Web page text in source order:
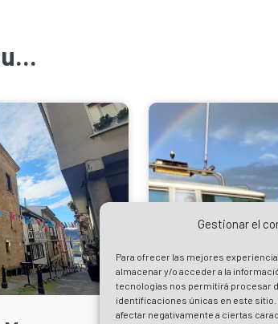
Gestionar el
Para ofrecer las mejores
almacenar y/o acceder a la
tecnologías nos permitirá procesar
identificaciones únicas en este
afectar negativamente a ciertas